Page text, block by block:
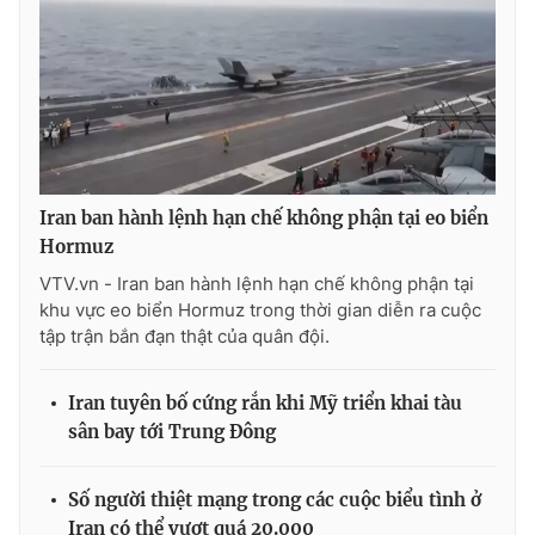
THỜI BÁO VTV
Theo dõi báo trên
Cơ quan chủ quản:
Đài Truyền hình Việt Nam
Cơ quan báo chí:Thời báo VTV
cấp ngày 29/12/2023
Tổng Biên tập: Vũ Thanh Thủy
Tổng đài VTV:
024.38 355 931 - 024.38 355 932
Iran ban hành lệnh hạn chế không phận tại eo biển
Hormuz
VTV.vn - Iran ban hành lệnh hạn chế không phận tại
khu vực eo biển Hormuz trong thời gian diễn ra cuộc
tập trận bắn đạn thật của quân đội.
Iran tuyên bố cứng rắn khi Mỹ triển khai tàu
sân bay tới Trung Đông
Số người thiệt mạng trong các cuộc biểu tình ở
Iran có thể vượt quá 20.000